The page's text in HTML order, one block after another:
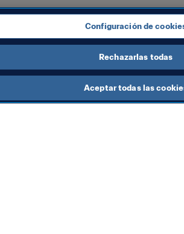
Configuración de
Rechazarlas todas
Aceptar todas las